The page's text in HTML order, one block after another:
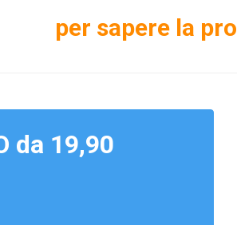
per sapere la
da 19,90